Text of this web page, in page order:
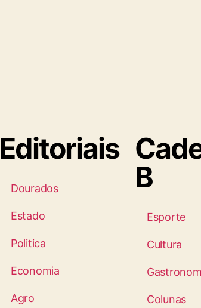
Editoriais
Dourados
Estado
Politica
Economia
Agro
B
Esporte
Cultura
Colunas